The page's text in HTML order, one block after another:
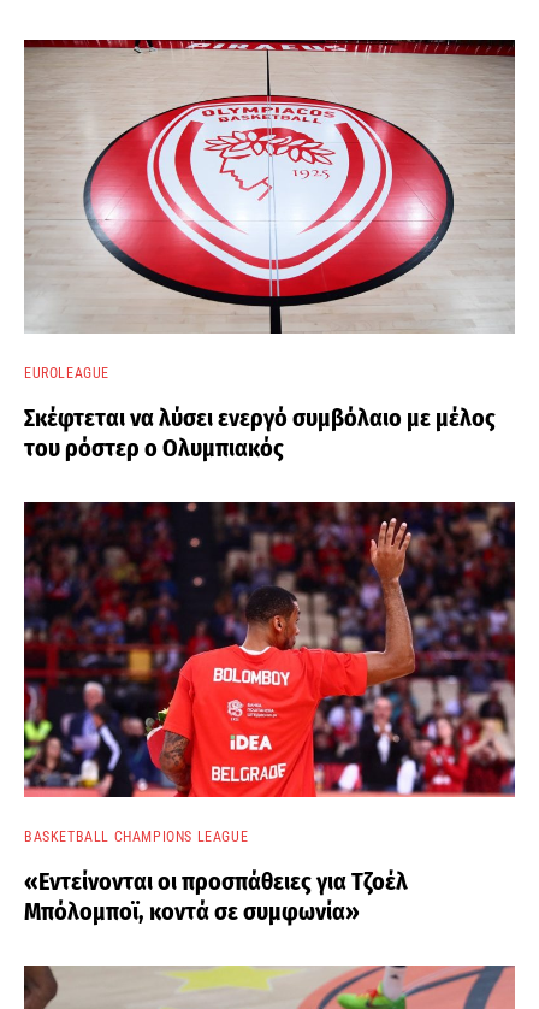
EUROLEAGUE
Σκέφτεται να λύσει ενεργό συμβόλαιο με μέλος
του ρόστερ ο Ολυμπιακός
BASKETBALL CHAMPIONS LEAGUE
«Εντείνονται οι προσπάθειες για Τζοέλ
Μπόλομποϊ, κοντά σε συμφωνία»